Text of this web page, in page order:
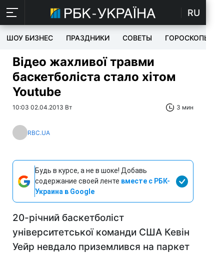
RU
ШОУ БИЗНЕС ПРАЗДНИКИ СОВЕТЫ ГОРОСКОПЫ
Відео жахливої травми
баскетболіста стало хітом
Youtube
10:03 02.04.2013 Вт 3 мин
RBC.UA
Будь в курсе, а не в шоке! Добавь
содержание своей ленте вместе с РБК-
Украина в Google
20-річний баскетболіст
університетської команди США Кевін
Уейр невдало приземлився на паркет